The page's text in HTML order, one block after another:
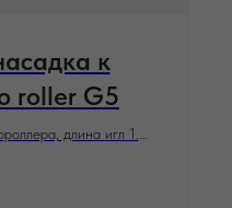
к
roller G5
длина игл 1.5